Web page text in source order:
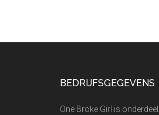
BEDRIJFSGEGEVENS
One Broke Girl is